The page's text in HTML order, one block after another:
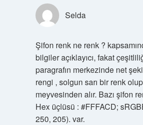
Selda
Şifon renk ne renk ?
bilgiler açıklayıcı, fakat
paragrafın merkezinde net
rengi , solgun sarı bir renk
meyvesinden alır. Bazı şifon
Hex üçlüsü : #FFFACD;
250, 205). var.